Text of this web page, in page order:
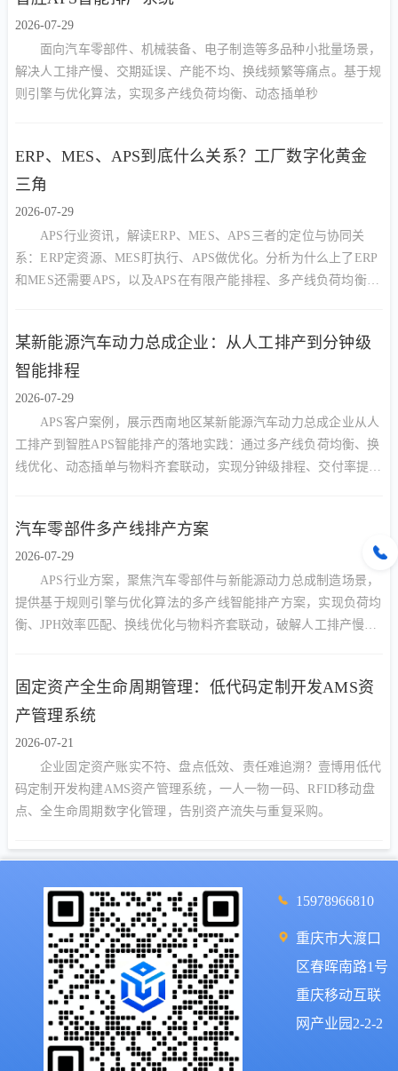
2026-07-29
面向汽车零部件、机械装备、电子制造等多品种小批量场景，
解决人工排产慢、交期延误、产能不均、换线频繁等痛点。基于规
则引擎与优化算法，实现多产线负荷均衡、动态插单秒
ERP、MES、APS到底什么关系？工厂数字化黄金
三角
2026-07-29
APS行业资讯，解读ERP、MES、APS三者的定位与协同关
系：ERP定资源、MES盯执行、APS做优化。分析为什么上了ERP
和MES还需要APS，以及APS在有限产能排程、多产线负荷均衡、
某新能源汽车动力总成企业：从人工排产到分钟级
智能排程
2026-07-29
APS客户案例，展示西南地区某新能源汽车动力总成企业从人
工排产到智胜APS智能排产的落地实践：通过多产线负荷均衡、换
线优化、动态插单与物料齐套联动，实现分钟级排程、交付率提升
汽车零部件多产线排产方案
2026-07-29
APS行业方案，聚焦汽车零部件与新能源动力总成制造场景，
提供基于规则引擎与优化算法的多产线智能排产方案，实现负荷均
衡、JPH效率匹配、换线优化与物料齐套联动，破解人工排产慢、
固定资产全生命周期管理：低代码定制开发AMS资
产管理系统
2026-07-21
企业固定资产账实不符、盘点低效、责任难追溯？壹博用低代
码定制开发构建AMS资产管理系统，一人一物一码、RFID移动盘
点、全生命周期数字化管理，告别资产流失与重复采购。
15978966810
重庆市大渡口
区春晖南路1号
重庆移动互联
网产业园2-2-2